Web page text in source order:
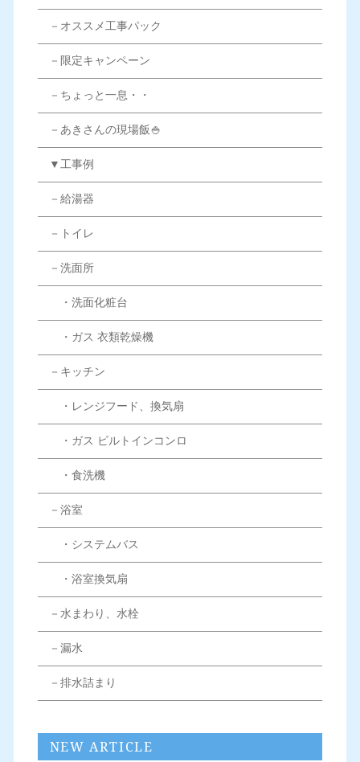
－オススメ工事パック
－限定キャンペーン
－ちょっと一息・・
－あきさんの現場飯🍚
▼工事例
－給湯器
－トイレ
－洗面所
・洗面化粧台
・ガス 衣類乾燥機
－キッチン
・レンジフード、換気扇
・ガス ビルトインコンロ
・食洗機
－浴室
・システムバス
・浴室換気扇
－水まわり、水栓
－漏水
－排水詰まり
NEW ARTICLE